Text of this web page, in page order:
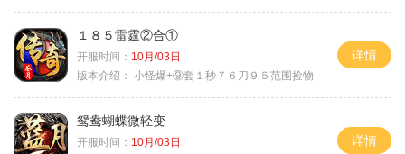
１８５雷霆②合①
开服时间： 10月/03日
版本介绍： 小怪爆+⑨套１秒７６刀９５范围捡物
详情
鸳鸯蝴蝶微轻变
开服时间： 10月/03日
详情